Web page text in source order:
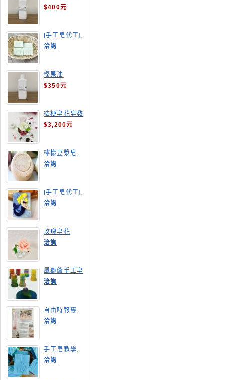
$400元
[手工皂代工],
酪梨手工皂
洽詢
榛果油
$350元
桔梗皂花皂教
學
$3,200元
檸檬豆漿皂
(溫潤手感皂)
洽詢
[手工皂代工],
美人魚手工皂
洽詢
玫瑰皂花
洽詢
風獅爺手工皂
洽詢
自由時報專
訪,手工皂達
人陳德昇老師
洽詢
手工皂教學,
手工皂當月課
程,渲染皂
洽詢